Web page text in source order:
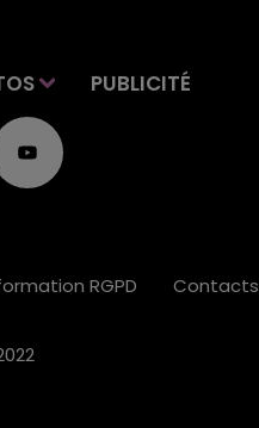
PUBLICITÉ
RGPD Contacts